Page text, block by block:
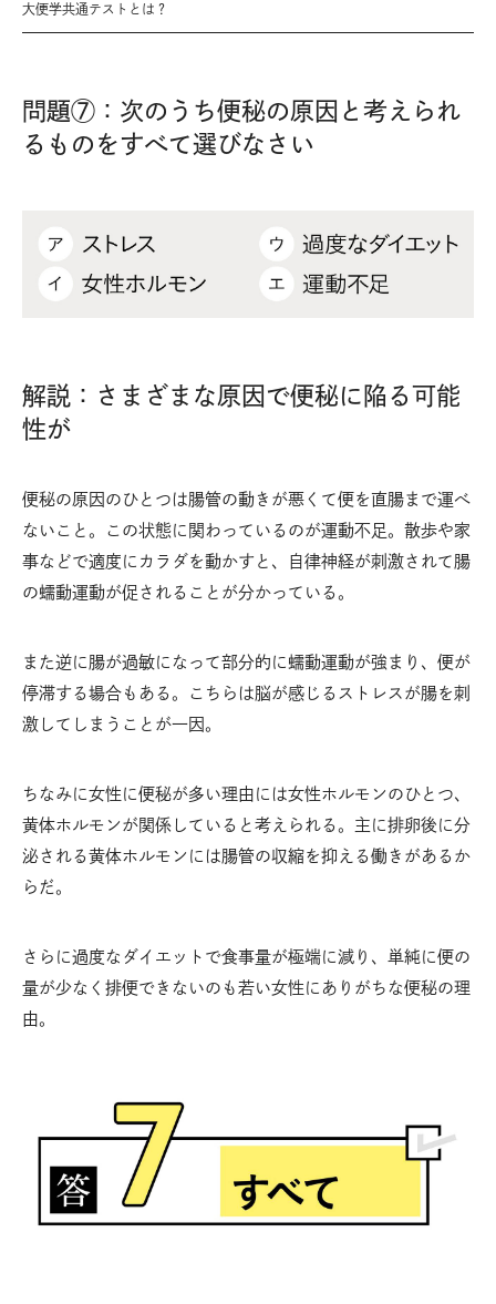
大便学共通テストとは？
問題⑦：次のうち便秘の原因と考えられ
るものをすべて選びなさい
解説：さまざまな原因で便秘に陥る可能
性が
便秘の原因のひとつは腸管の動きが悪くて便を直腸まで運べ
ないこと。この状態に関わっているのが運動不足。散歩や家
事などで適度にカラダを動かすと、自律神経が刺激されて腸
の蠕動運動が促されることが分かっている。
また逆に腸が過敏になって部分的に蠕動運動が強まり、便が
停滞する場合もある。こちらは脳が感じるストレスが腸を刺
激してしまうことが一因。
ちなみに女性に便秘が多い理由には女性ホルモンのひとつ、
黄体ホルモンが関係していると考えられる。主に排卵後に分
泌される黄体ホルモンには腸管の収縮を抑える働きがあるか
らだ。
さらに過度なダイエットで食事量が極端に減り、単純に便の
量が少なく排便できないのも若い女性にありがちな便秘の理
由。